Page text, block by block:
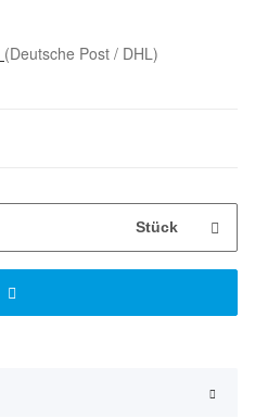
(Deutsche Post / DHL)
Stück